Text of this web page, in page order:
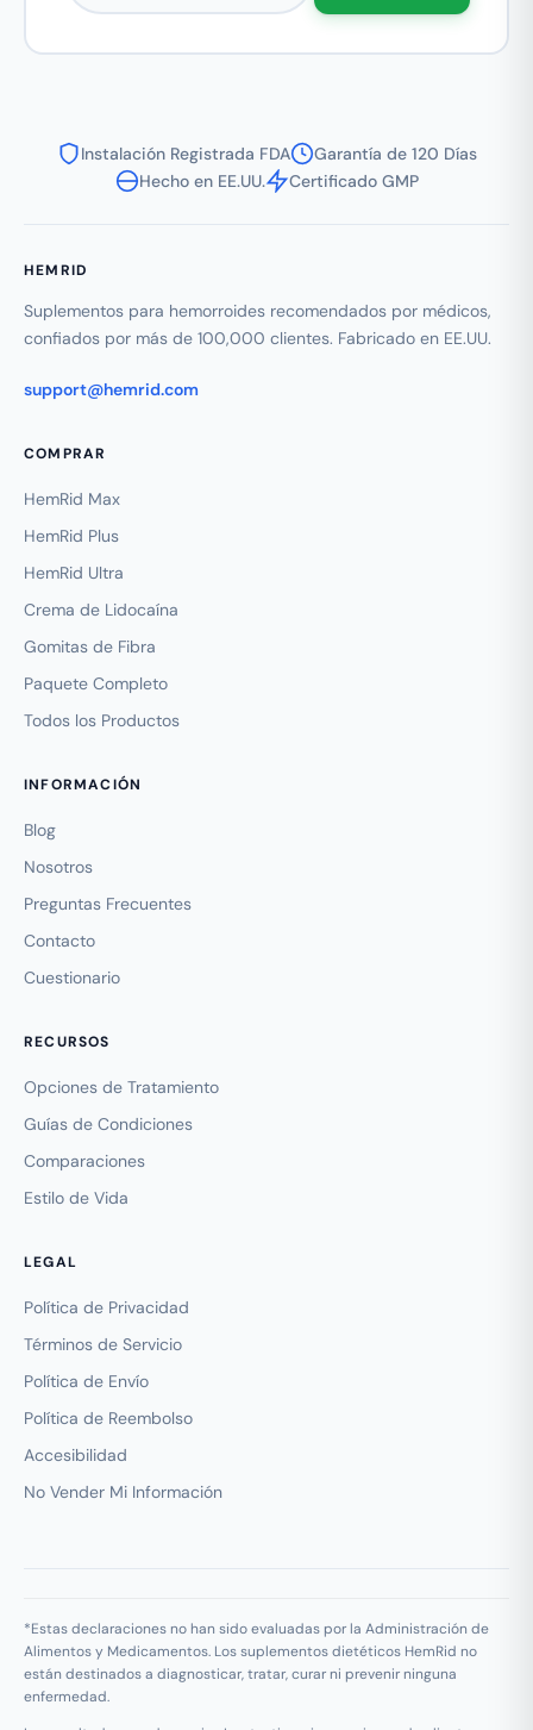
Instalación Registrada FDA
Garantía de 120 Días
Hecho en EE.UU.
Certificado GMP
HEMRID
Suplementos para hemorroides recomendados por médicos,
confiados por más de 100,000 clientes. Fabricado en EE.UU.
support@hemrid.com
COMPRAR
HemRid Max
HemRid Plus
HemRid Ultra
Crema de Lidocaína
Gomitas de Fibra
Paquete Completo
Todos los Productos
INFORMACIÓN
Blog
Nosotros
Preguntas Frecuentes
Contacto
Cuestionario
RECURSOS
Opciones de Tratamiento
Guías de Condiciones
Comparaciones
Estilo de Vida
LEGAL
Política de Privacidad
Términos de Servicio
Política de Envío
Política de Reembolso
Accesibilidad
No Vender Mi Información
*Estas declaraciones no han sido evaluadas por la Administración de
Alimentos y Medicamentos. Los suplementos dietéticos HemRid no
están destinados a diagnosticar, tratar, curar ni prevenir ninguna
enfermedad.